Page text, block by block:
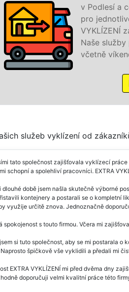
služby vyklízení, a to jak
Pod značkou sítě EXTRA
servis se zárukou kvality.
denně, 7 dní v týdnu
služeb vyklízení od
tato společnost zajišťovala vyklízecí
schopní a spolehliví pracovníci. EXTRA
dlouhé době jsem našla skutečně výborné
kontejnery a postarali se o kompletní
využije určitě znova. Jednoznačně
spokojenost s touto firmou. Včera mi
si tuto společnost, aby se mi postarala o
špičkově vše vyklidili a předali mi
EXTRA VYKLÍZENÍ mi před dvěma dny
doporučuji velmi kvalitní práce této